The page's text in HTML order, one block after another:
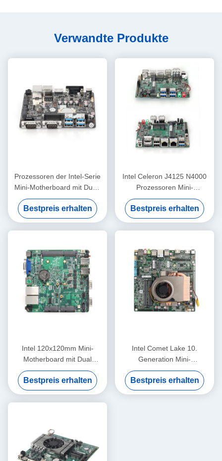
Verwandte Produkte
Prozessoren der Intel-Serie
Mini-Motherboard mit Dual-
RJ45 LAN und DDR3L bis
8G
Bestpreis erhalten
Intel Celeron J4125 N4000
Prozessoren Mini-
Mutterplatte DDR4 NANO
120 mm x 120 mm
Bestpreis erhalten
Intel 120x120mm Mini-
Motherboard mit Dual
Realtek 8111F Gigabit LAN
und Linux
Bestpreis erhalten
Intel Comet Lake 10.
Generation Mini-
Motherboard Intel Core
10300H Prozessor DDR4
Bestpreis erhalten